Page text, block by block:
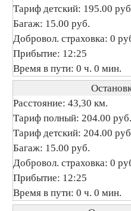
Тариф детский: 195.00
Багаж: 15.00 руб.
Добровол. страховка: 0
Прибытие: 12:25
Время в пути: 0 ч. 0 мин.
Расстояние: 43,30 км.
Тариф полный: 204.00 руб.
Тариф детский: 204.00
Багаж: 15.00 руб.
Добровол. страховка: 0
Прибытие: 12:25
Время в пути: 0 ч. 0 мин.